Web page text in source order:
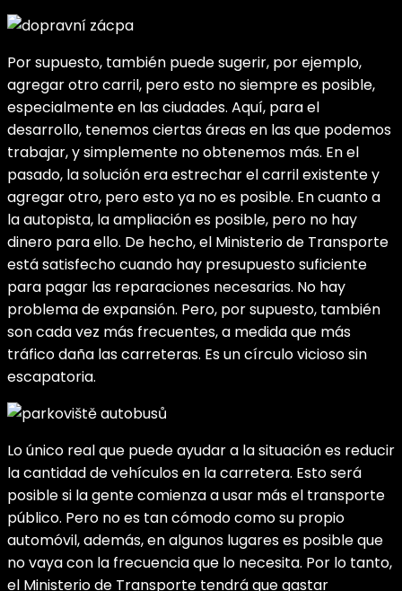
Por supuesto, también puede sugerir, por ejemplo,
agregar otro carril, pero esto no siempre es posible,
especialmente en las ciudades. Aquí, para el
desarrollo, tenemos ciertas áreas en las que podemos
trabajar, y simplemente no obtenemos más. En el
pasado, la solución era estrechar el carril existente y
agregar otro, pero esto ya no es posible. En cuanto a
la autopista, la ampliación es posible, pero no hay
dinero para ello. De hecho, el Ministerio de Transporte
está satisfecho cuando hay presupuesto suficiente
para pagar las reparaciones necesarias. No hay
problema de expansión. Pero, por supuesto, también
son cada vez más frecuentes, a medida que más
tráfico daña las carreteras. Es un círculo vicioso sin
escapatoria.
Lo único real que puede ayudar a la situación es reducir
la cantidad de vehículos en la carretera. Esto será
posible si la gente comienza a usar más el transporte
público. Pero no es tan cómodo como su propio
automóvil, además, en algunos lugares es posible que
no vaya con la frecuencia que lo necesita. Por lo tanto,
el Ministerio de Transporte tendrá que gastar